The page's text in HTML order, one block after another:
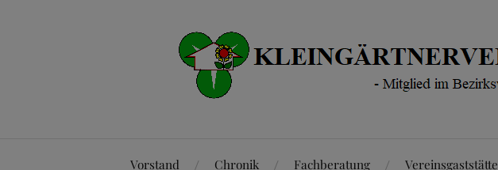
Vorstand Chronik Fachberatung Vereinsgaststätte